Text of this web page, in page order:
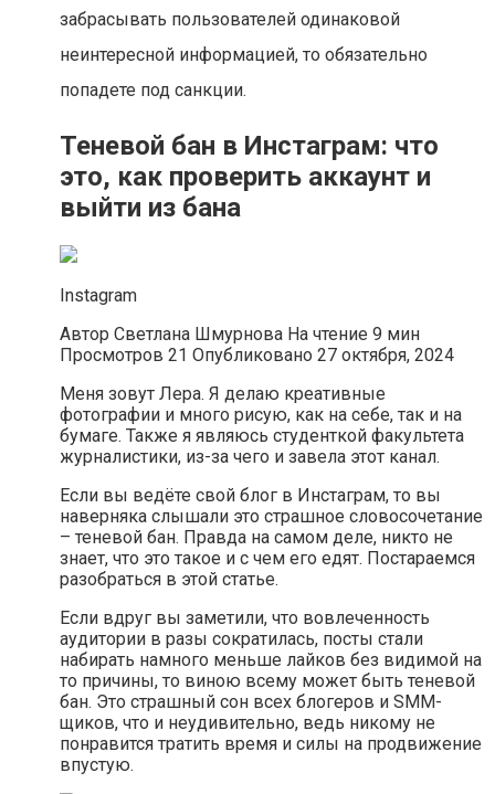
забрасывать пользователей одинаковой
неинтересной информацией, то обязательно
попадете под санкции.
Теневой бан в Инстаграм: что
это, как проверить аккаунт и
выйти из бана
Instagram
Автор Светлана Шмурнова На чтение 9 мин
Просмотров 21 Опубликовано 27 октября, 2024
Меня зовут Лера. Я делаю креативные
фотографии и много рисую, как на себе, так и на
бумаге. Также я являюсь студенткой факультета
журналистики, из-за чего и завела этот канал.
Если вы ведёте свой блог в Инстаграм, то вы
наверняка слышали это страшное словосочетание
– теневой бан. Правда на самом деле, никто не
знает, что это такое и с чем его едят. Постараемся
разобраться в этой статье.
Если вдруг вы заметили, что вовлеченность
аудитории в разы сократилась, посты стали
набирать намного меньше лайков без видимой на
то причины, то виною всему может быть теневой
бан. Это страшный сон всех блогеров и SMM-
щиков, что и неудивительно, ведь никому не
понравится тратить время и силы на продвижение
впустую.